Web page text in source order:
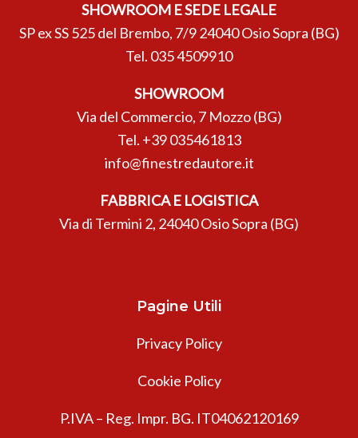
SHOWROOM E SEDE LEGALE
SP ex SS 525 del Brembo, 7/9 24040 Osio Sopra (BG)
Tel. 035 4509910
SHOWROOM
Via del Commercio, 7 Mozzo (BG)
Tel. +39 035461813
info@finestredautore.it
FABBRICA E LOGISTICA
Via di Termini 2, 24040 Osio Sopra (BG)
Pagine Utili
Privacy Policy
Cookie Policy
P.IVA – Reg. Impr. BG. IT04062120169